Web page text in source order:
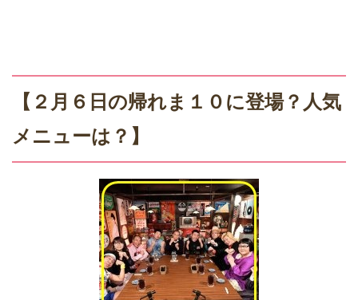
【２月６日の帰れま１０に登場？人気
メニューは？】